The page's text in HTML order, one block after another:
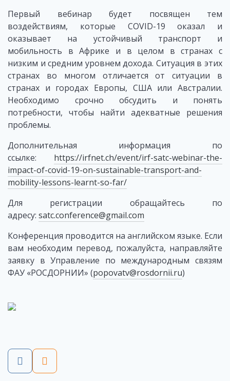
Первый вебинар будет посвящен тем
воздействиям, которые COVID-19 оказал и
оказывает на устойчивый транспорт и
мобильность в Африке и в целом в странах с
низким и средним уровнем дохода. Ситуация в этих
странах во многом отличается от ситуации в
странах и городах Европы, США или Австралии.
Необходимо срочно обсудить и понять
потребности, чтобы найти адекватные решения
проблемы.
Дополнительная информация по
ссылке: https://irfnet.ch/event/irf-satc-webinar-the-
impact-of-covid-19-on-sustainable-transport-and-
mobility-lessons-learnt-so-far/
Для регистрации обращайтесь по
адресу: satc.conference@gmail.com
Конференция проводится на английском языке. Если
вам необходим перевод, пожалуйста, направляйте
заявку в Управление по международным связям
ФАУ «РОСДОРНИИ» (popovatv@rosdornii.ru)